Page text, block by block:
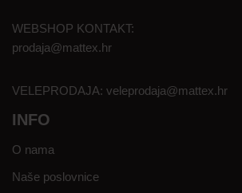
WEBSHOP KONTAKT:
prodaja@mattex.hr
VELEPRODAJA: veleprodaja@mattex.hr
INFO
O nama
Naše poslovnice